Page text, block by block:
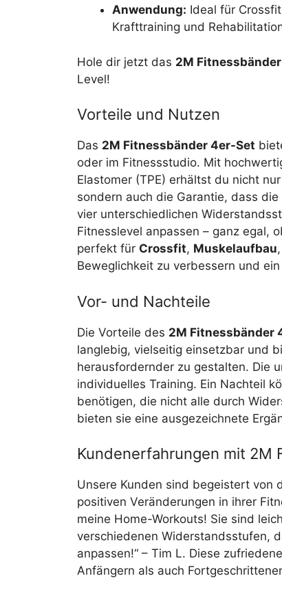
Anwendung: Ideal für
Krafttraining und
Hole dir jetzt das 2M
Level!
Vorteile und Nutzen
Das 2M Fitnessbänder 4er-Set
oder im Fitnessstudio. Mit
Elastomer (TPE) erhältst du nicht
sondern auch die Garantie, dass
vier unterschiedlichen
Fitnesslevel anpassen – ganz egal,
perfekt für Crossfit, Muskelaufbau,
Beweglichkeit zu verbessern und
Vor- und Nachteile
Die Vorteile des 2M Fitnessbänder
langlebig, vielseitig einsetzbar und
herausfordernder zu gestalten. Die
individuelles Training. Ein Nachteil
benötigen, die nicht alle durch
bieten sie eine ausgezeichnete
Kundenerfahrungen mit 2M
Unsere Kunden sind begeistert von
positiven Veränderungen in ihrer
meine Home-Workouts! Sie sind
verschiedenen Widerstandsstufen,
anpassen!“ – Tim L. Diese
Anfängern als auch